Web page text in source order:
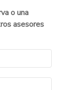
o una
asesores